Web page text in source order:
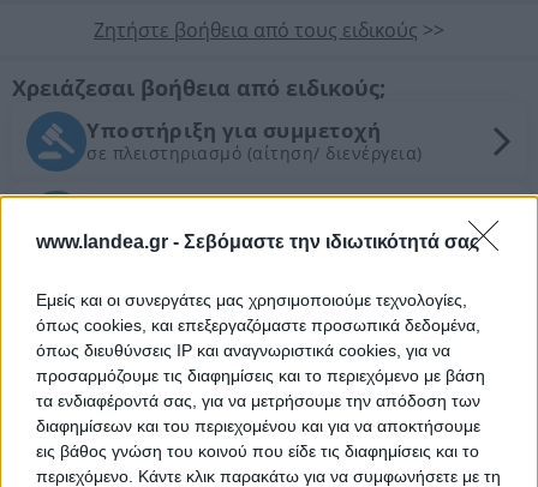
www.landea.gr - Σεβόμαστε την ιδιωτικότητά σας
Εμείς και οι συνεργάτες μας χρησιμοποιούμε τεχνολογίες,
όπως cookies, και επεξεργαζόμαστε προσωπικά δεδομένα,
όπως διευθύνσεις IP και αναγνωριστικά cookies, για να
προσαρμόζουμε τις διαφημίσεις και το περιεχόμενο με βάση
τα ενδιαφέροντά σας, για να μετρήσουμε την απόδοση των
διαφημίσεων και του περιεχομένου και για να αποκτήσουμε
εις βάθος γνώση του κοινού που είδε τις διαφημίσεις και το
περιεχόμενο. Κάντε κλικ παρακάτω για να συμφωνήσετε με τη
Ζητήστε βοήθεια από τους ειδικούς >>
Χρειάζεσαι βοήθεια από ειδικούς;
Υποστήριξη για συμμετοχή
σε πλειστηριασμό (αίτηση/ διενέργεια)
Συντονισμός νομικών ενεργειών
εμπορικής αξίας ακινήτου
Θέλεις Τραπεζική Χρηματοδότηση;
Ζητήστε χρηματοδότηση για την απόκτηση του
συγκεκριμένου ακινήτου